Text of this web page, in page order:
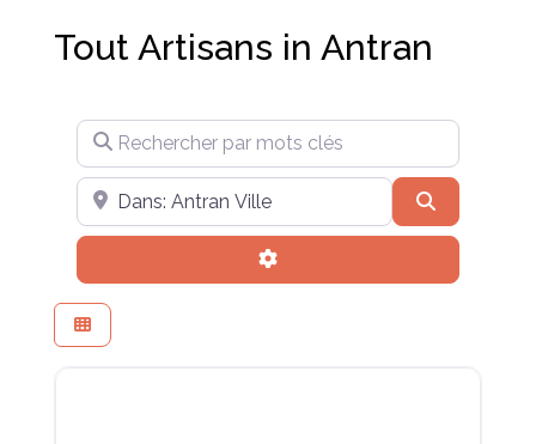
Tout Artisans in Antran
Rechercher par mots clés
Près de
Advanced Filters